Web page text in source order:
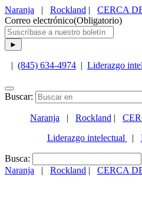
Naranja | Rockland | CERCA
Correo electrónico(Obligatorio)
| (845) 634-4974 | Liderazgo
Buscar:
Naranja | Rockland |
Liderazgo intelectual
|
Busca:
Naranja | Rockland | CERCA